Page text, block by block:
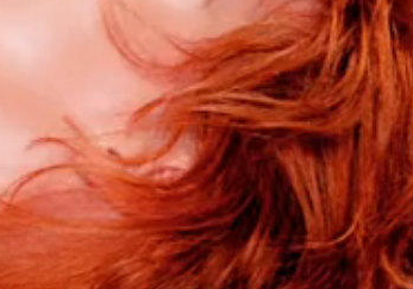
France
INCLUS
livret, sticker